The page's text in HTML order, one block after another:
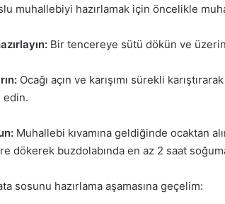
muhallebiyi hazırlamak için öncelikle
Bir tencereye sütü dökün ve
Ocağı açın ve karışımı sürekli
edin.
Muhallebi kıvamına geldiğinde ocaktan
dökerek buzdolabında en az 2 saat
sosunu hazırlama aşamasına geçelim: